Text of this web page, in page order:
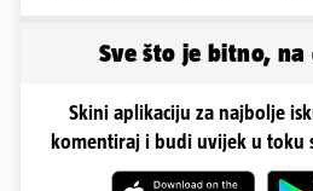
Sve što je bitno,
Skini aplikaciju za najbolje
komentiraj i budi uvijek u toku